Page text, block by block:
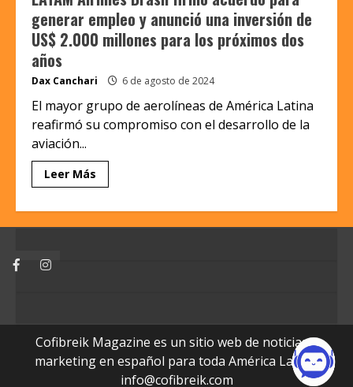
generar empleo y anunció una inversión de
US$ 2.000 millones para los próximos dos
años
Dax Canchari 6 de agosto de 2024
El mayor grupo de aerolíneas de América Latina
reafirmó su compromiso con el desarrollo de la
aviación...
Leer Más
FacebookInstagram
Cofibreik Magazine es un sitio web de noticias y
marketing en español para toda América Latina.
info@cofibreik.com